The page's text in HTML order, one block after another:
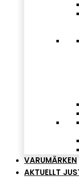
VARUMÄRKEN
AKTUELLT